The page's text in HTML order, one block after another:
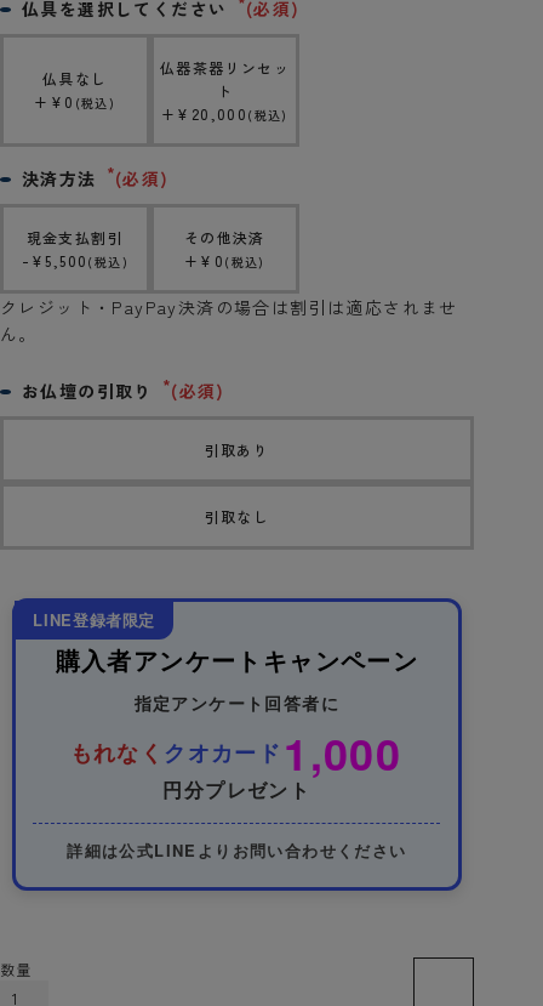
お仏壇の引取り (必須)
引取あり
引取なし
仏具を選択してください (必須)
仏具なし
+ ¥ 0 税込
仏器茶器リンセッ
ト
+ ¥ 20,000 税込
決済方法 (必須)
現金支払割引
- ¥5,500 税込
その他決済
+ ¥ 0 税込
クレジット・PayPay決済の場合は割引は適応されませ
ん。
LINE登録者限定
購入者アンケートキャンペーン
指定アンケート回答者に
もれなく クオカード 1,000
円分プレゼント
詳細は公式LINEよりお問い合わせください